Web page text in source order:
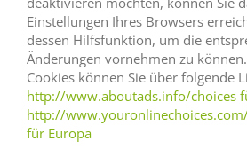
Einstellungen Ihres Browsers
dessen Hilfsfunktion, um die
Änderungen vornehmen zu
Cookies können Sie über folgende
http://www.aboutads.info/choices
http://
für Europa